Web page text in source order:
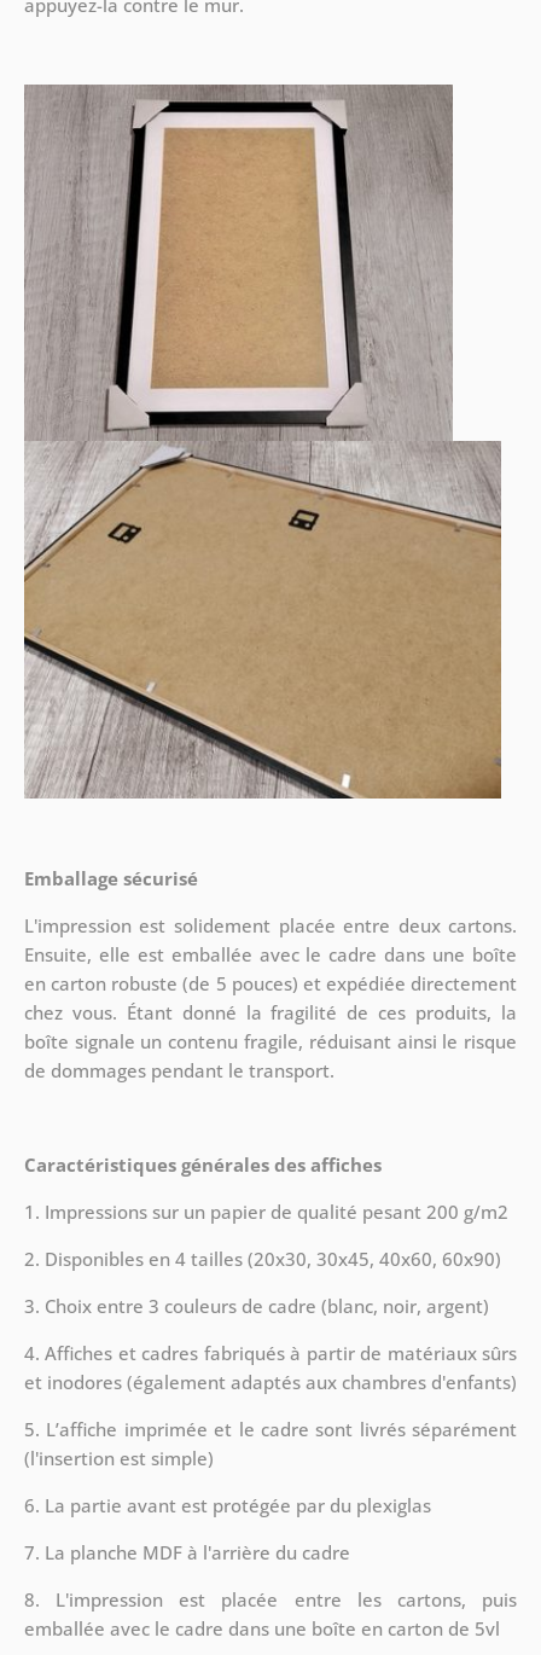
appuyez-la contre le mur.
Emballage sécurisé
L'impression est solidement placée entre deux cartons.
Ensuite, elle est emballée avec le cadre dans une boîte
en carton robuste (de 5 pouces) et expédiée directement
chez vous. Étant donné la fragilité de ces produits, la
boîte signale un contenu fragile, réduisant ainsi le risque
de dommages pendant le transport.
Caractéristiques générales des affiches
1. Impressions sur un papier de qualité pesant 200 g/m2
2. Disponibles en 4 tailles (20x30, 30x45, 40x60, 60x90)
3. Choix entre 3 couleurs de cadre (blanc, noir, argent)
4. Affiches et cadres fabriqués à partir de matériaux sûrs
et inodores (également adaptés aux chambres d'enfants)
5. L’affiche imprimée et le cadre sont livrés séparément
(l'insertion est simple)
6. La partie avant est protégée par du plexiglas
7. La planche MDF à l'arrière du cadre
8. L'impression est placée entre les cartons, puis
emballée avec le cadre dans une boîte en carton de 5vl